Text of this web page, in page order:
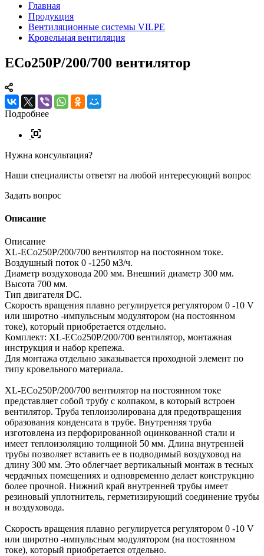
Главная
Продукция
Вентиляционные системы VILPE
Кровельная вентиляция
ECo250P/200/700 вентилятор
Подробнее
Нужна консультация?
Наши специалисты ответят на любой интересующий вопрос
Задать вопрос
Описание
Описание
XL-ECo250Р/200/700 вентилятор на постоянном токе.
Воздушный поток 0 -1250 м3/ч.
Диаметр воздуховода 200 мм. Внешний диаметр 300 мм.
Высота 700 мм.
Тип двигателя DC.
Скорость вращения плавно регулируется регулятором 0 -10 V
или широтно -импульсным модулятором (на постоянном
токе), который приобретается отдельно.
Комплект: XL-ECo250Р/200/700 вентилятор, монтажная
инструкция и набор крепежа.
Для монтажа отдельно заказывается проходной элемент по
типу кровельного материала.
XL-ECo250Р/200/700 вентилятор на постоянном токе
представляет собой трубу с колпаком, в который встроен
вентилятор. Труба теплоизолирована для предотвращения
образования конденсата в трубе. Внутренняя труба
изготовлена из перфорированной оцинкованной стали и
имеет теплоизоляцию толщиной 50 мм. Длина внутренней
трубы позволяет вставить ее в подводимый воздуховод на
длину 300 мм. Это облегчает вертикальный монтаж в тесных
чердачных помещениях и одновременно делает конструкцию
более прочной. Нижний край внутренней трубы имеет
резиновый уплотнитель, герметизирующий соединение трубы
и воздуховода.
Скорость вращения плавно регулируется регулятором 0 -10 V
или широтно -импульсным модулятором (на постоянном
токе), который приобретается отдельно.